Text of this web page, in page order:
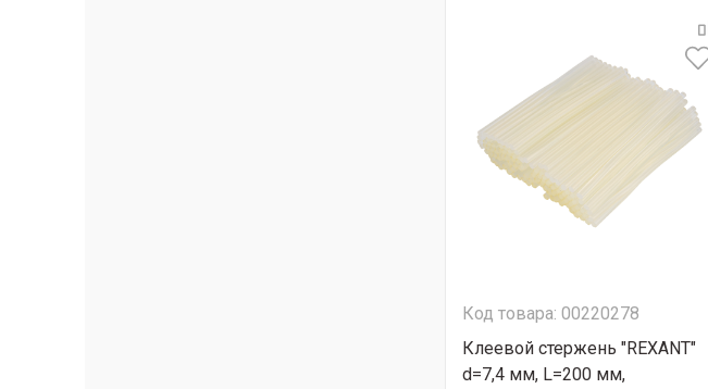
Код товара: 00220278
Клеевой стержень "REXANT"
d=7,4 мм, L=200 мм,